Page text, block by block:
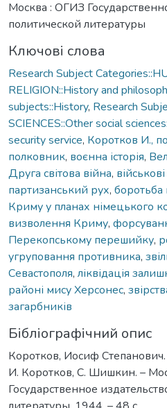
Москва : ОГИЗ
политической литературы
Ключові слова
Research Subject
RELIGION::History and
subjects::History, Research
SCIENCES::Other social
security service, Коротков И.,
полковник, воєнна історія,
Друга світова війна,
партизанський рух,
Криму у планах німецького
визволення Криму,
Перекопському перешийку,
угруповання противника,
Севастополя, ліквідація
районі мису Херсонес,
загарбників
Бібліографічний опис
Коротков, Иосиф
И. Коротков, С. Шишкин. –
Государственное